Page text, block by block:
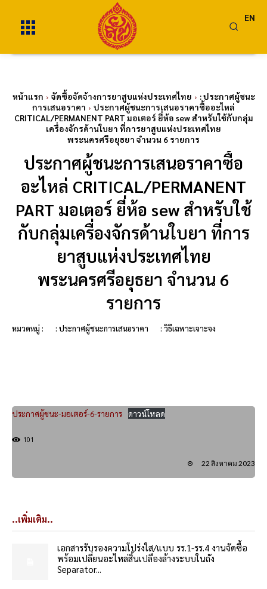
EN
หน้าแรก จัดซื้อจัดจ้างการยาสูบแห่งประเทศไทย
: ประกาศผู้ชนะ
การเสนอราคา
ประกาศผู้ชนะการเสนอราคาซื้ออะไหล่
CRITICAL/PERMANENT PART มอเตอร์ ยี่ห้อ sew สำหรับใช้กับกลุ่ม
เครื่องจักรด้านใบยา ที่การยาสูบแห่งประเทศไทย
พระนครศรีอยุธยา จำนวน 6 รายการ
ประกาศผู้ชนะการเสนอราคาซื้อ
อะไหล่ CRITICAL/PERMANENT
PART มอเตอร์ ยี่ห้อ sew สำหรับใช้
กับกลุ่มเครื่องจักรด้านใบยา ที่การ
ยาสูบแห่งประเทศไทย
พระนครศรีอยุธยา จำนวน 6
รายการ
หมวดหมู่ : : ประกาศผู้ชนะการเสนอราคา : วิธีเฉพาะเจาะจง
ประกาศผู้ชนะ-มอเตอร์-6-รายการ ดาวน์โหลด
101
22 สิงหาคม 2023
..เพิ่มเติม..
เอกสารรับรองความโปร่งใส/แบบ รร.1-รร.4 งานจัดซื้อ
พร้อมเปลี่ยนอะไหล่สิ้นเปลืองล้างระบบในถัง
Separator...